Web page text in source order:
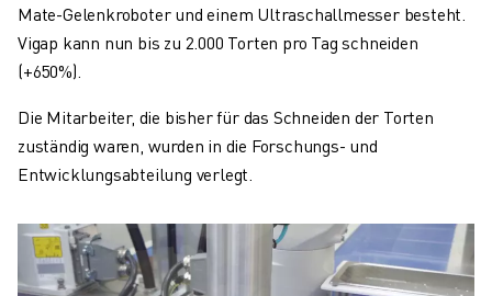
Mate-Gelenkroboter und einem Ultraschallmesser besteht.
Vigap kann nun bis zu 2.000 Torten pro Tag schneiden
(+650%).
Die Mitarbeiter, die bisher für das Schneiden der Torten
zuständig waren, wurden in die Forschungs- und
Entwicklungsabteilung verlegt.